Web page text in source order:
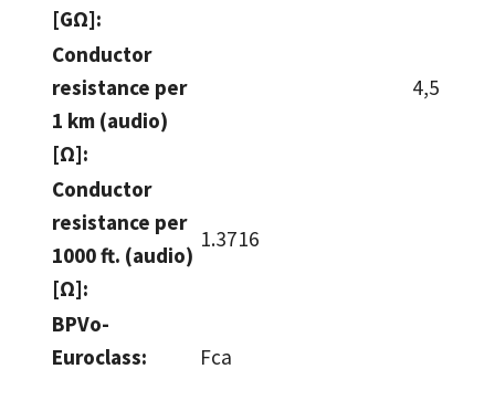
[GΩ]:
Conductor
resistance per
1 km (audio)
[Ω]:
4,5
Conductor
resistance per
1000 ft. (audio)
[Ω]:
1.3716
BPVo-
Euroclass:
Fca